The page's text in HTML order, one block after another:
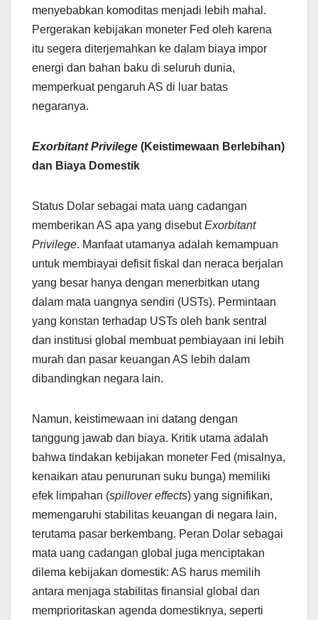
menyebabkan komoditas menjadi lebih mahal.
Pergerakan kebijakan moneter Fed oleh karena
itu segera diterjemahkan ke dalam biaya impor
energi dan bahan baku di seluruh dunia,
memperkuat pengaruh AS di luar batas
negaranya.
Exorbitant Privilege (Keistimewaan Berlebihan)
dan Biaya Domestik
Status Dolar sebagai mata uang cadangan
memberikan AS apa yang disebutExorbitant
Privilege. Manfaat utamanya adalah kemampuan
untuk membiayai defisit fiskal dan neraca berjalan
yang besar hanya dengan menerbitkan utang
dalam mata uangnya sendiri (USTs). Permintaan
yang konstan terhadap USTs oleh bank sentral
dan institusi global membuat pembiayaan ini lebih
murah dan pasar keuangan AS lebih dalam
dibandingkan negara lain.
Namun, keistimewaan ini datang dengan
tanggung jawab dan biaya. Kritik utama adalah
bahwa tindakan kebijakan moneter Fed (misalnya,
kenaikan atau penurunan suku bunga) memiliki
efek limpahan (spillover effects) yang signifikan,
memengaruhi stabilitas keuangan di negara lain,
terutama pasar berkembang. Peran Dolar sebagai
mata uang cadangan global juga menciptakan
dilema kebijakan domestik: AS harus memilih
antara menjaga stabilitas finansial global dan
memprioritaskan agenda domestiknya, seperti